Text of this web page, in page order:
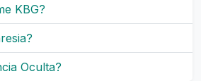
KBG?
Oculta?